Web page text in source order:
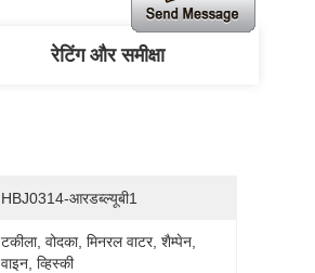
रेटिंग और समीक्षा
HBJ0314-आरडब्ल्यूबी1
टकीला, वोदका, मिनरल वाटर, शैम्पेन,
वाइन, व्हिस्की